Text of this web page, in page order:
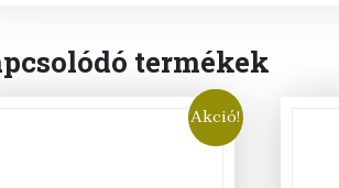
termékek
Akció!